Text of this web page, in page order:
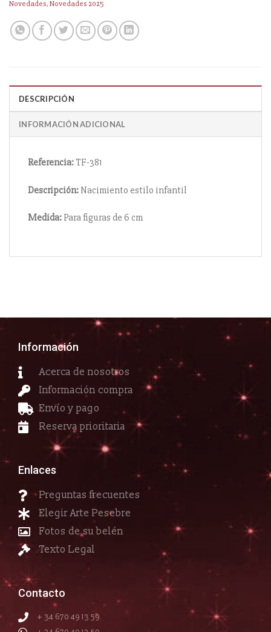
Novedades,Novedades 2025
DESCRIPCIÓN
INFORMACIÓN ADICIONAL
Referencia:TF-381
Descripción: Nacimiento estilo infantil
Medida: Para figuras de 6 cm
Información
Acerca de nosotros
Información compra
Envío y pago
Reserva prioritaria
Enlaces
Preguntas frecuentes
Elegir Arte Pesebre
Fotos de su belén
Texto Legal
Contacto
+ 34 670 49 13 59